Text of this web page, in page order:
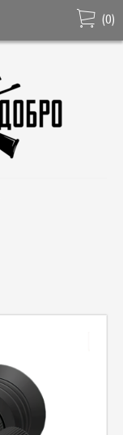
(0)